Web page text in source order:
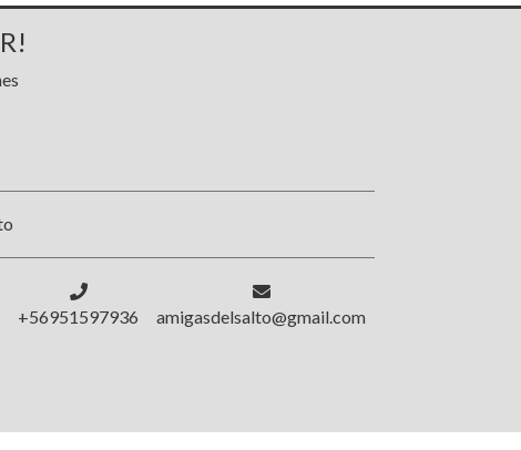
+56951597936 amigasdelsalto@gmail.com